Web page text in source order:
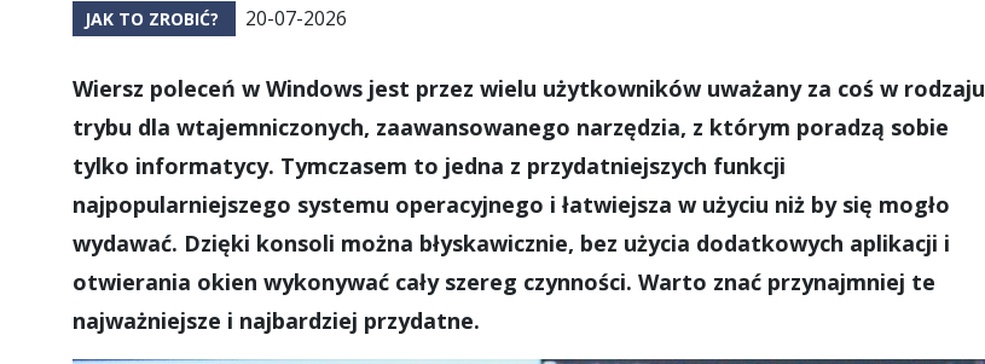
JAK TO ZROBIĆ? 20-07-2026
Wiersz poleceń w Windows jest przez wielu użytkowników uważany za coś w rodzaju
trybu dla wtajemniczonych, zaawansowanego narzędzia, z którym poradzą sobie
tylko informatycy. Tymczasem to jedna z przydatniejszych funkcji
najpopularniejszego systemu operacyjnego i łatwiejsza w użyciu niż by się mogło
wydawać. Dzięki konsoli można błyskawicznie, bez użycia dodatkowych aplikacji i
otwierania okien wykonywać cały szereg czynności. Warto znać przynajmniej te
najważniejsze i najbardziej przydatne.